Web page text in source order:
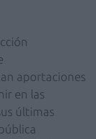
aportaciones
en las
últimas